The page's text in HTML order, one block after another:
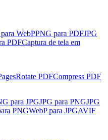
WebPPNG para PDFJPG
PDFCaptura de tela em
Rotate PDFCompress PDF
para JPGJPG para PNGJPG
PNGWebP para JPGAVIF